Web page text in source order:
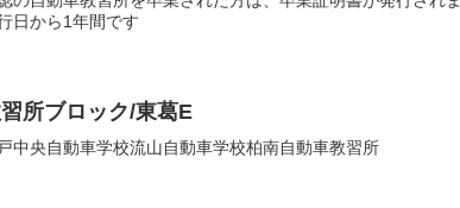
日から1年間です
所ブロック/東葛E
中央自動車学校流山自動車学校柏南自動車教習所